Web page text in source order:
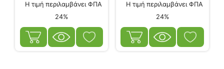
Η τιμή περιλαμβάνει ΦΠΑ
24%
Η τιμή περιλαμβάνει ΦΠΑ
24%